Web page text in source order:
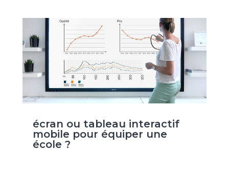
écran ou tableau interactif
mobile pour équiper une
école ?